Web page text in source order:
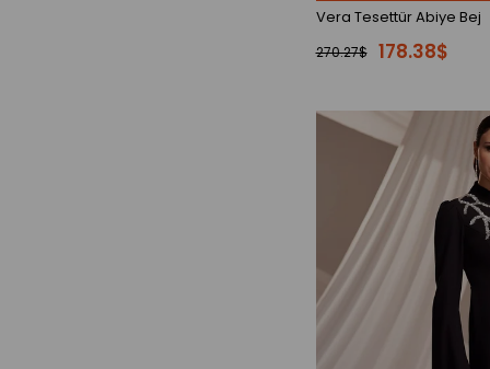
Vera Tesettür Abiye Bej
178.38$
270.27$